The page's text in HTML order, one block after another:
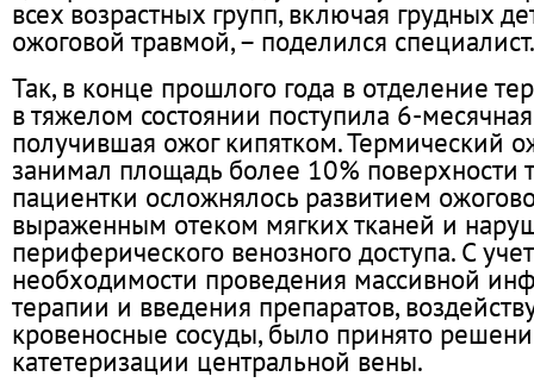
всех возрастных групп, включая грудных
ожоговой травмой, – поделился специалист.
Так, в конце прошлого года в отделение
в тяжелом состоянии поступила 6-
получившая ожог кипятком. Термический
занимал площадь более 10% поверхности
пациентки осложнялось развитием
выраженным отеком мягких тканей и
периферического венозного доступа. С
необходимости проведения массивной
терапии и введения препаратов,
кровеносные сосуды, было принято
катетеризации центральной вены.